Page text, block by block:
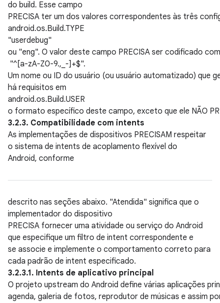
do build. Esse campo
PRECISA ter um dos valores correspondentes às três
android.os.Build.TYPE
"userdebug"
ou "eng". O valor deste campo PRECISA ser codificado
"^[a-zA-Z0-9.,_-]+$".
Um nome ou ID do usuário (ou usuário automatizado) que
há requisitos em
android.os.Build.USER
o formato específico deste campo, exceto que ele NÃO
3.2.3. Compatibilidade com intents
As implementações de dispositivos PRECISAM respeitar
o sistema de intents de acoplamento flexível do
Android, conforme
descrito nas seções abaixo. "Atendida" significa que o
implementador do dispositivo
PRECISA fornecer uma atividade ou serviço do Android
que especifique um filtro de intent correspondente e
se associe e implemente o comportamento correto para
cada padrão de intent especificado.
3.2.3.1. Intents de aplicativo principal
O projeto upstream do Android define várias aplicações
agenda, galeria de fotos, reprodutor de músicas e assim